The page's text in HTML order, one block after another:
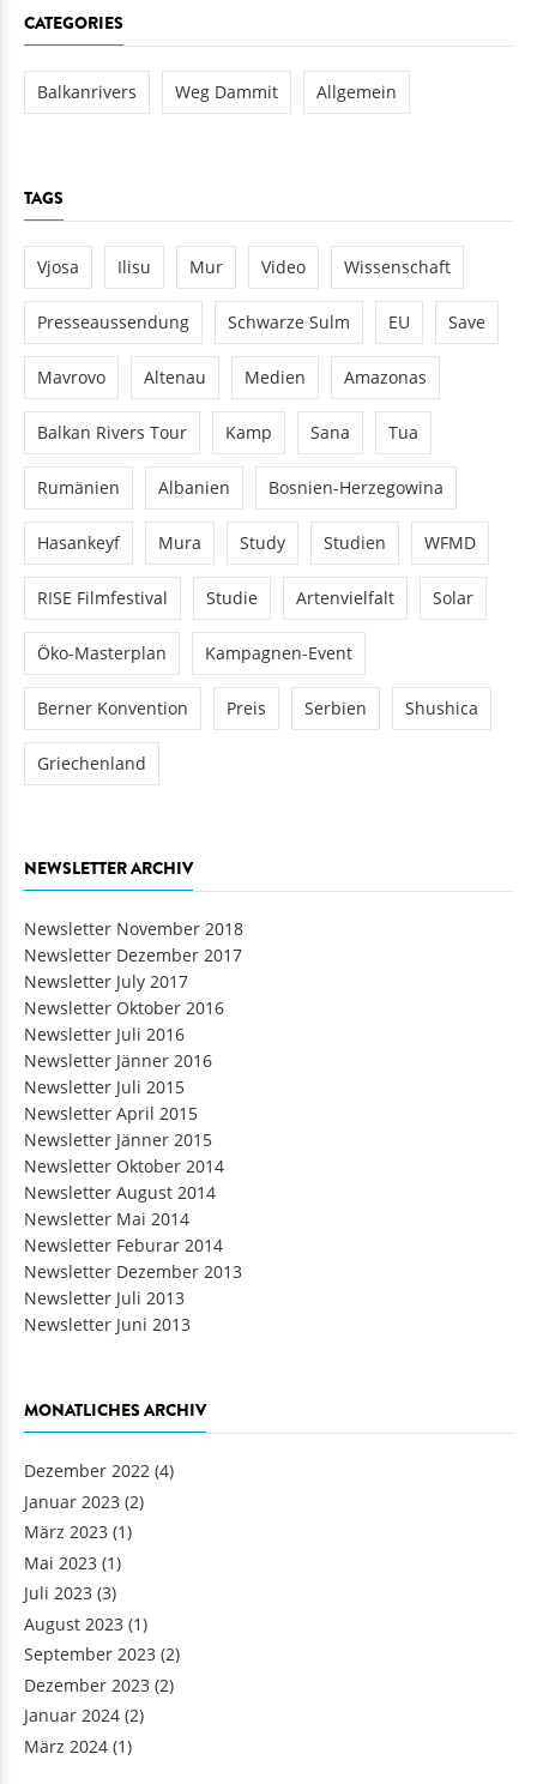
CATEGORIES
Balkanrivers Weg Dammit Allgemein
TAGS
Vjosa Ilisu Mur Video Wissenschaft
Presseaussendung Schwarze Sulm EU Save
Mavrovo Altenau Medien Amazonas
Balkan Rivers Tour Kamp Sana Tua
Rumänien Albanien Bosnien-Herzegowina
Hasankeyf Mura Study Studien WFMD
RISE Filmfestival Studie Artenvielfalt Solar
Öko-Masterplan Kampagnen-Event
Berner Konvention Preis Serbien Shushica
Griechenland
NEWSLETTER ARCHIV
Newsletter November 2018
Newsletter Dezember 2017
Newsletter July 2017
Newsletter Oktober 2016
Newsletter Juli 2016
Newsletter Jänner 2016
Newsletter Juli 2015
Newsletter April 2015
Newsletter Jänner 2015
Newsletter Oktober 2014
Newsletter August 2014
Newsletter Mai 2014
Newsletter Feburar 2014
Newsletter Dezember 2013
Newsletter Juli 2013
Newsletter Juni 2013
MONATLICHES ARCHIV
Dezember 2022 (4)
Januar 2023 (2)
März 2023 (1)
Mai 2023 (1)
Juli 2023 (3)
August 2023 (1)
September 2023 (2)
Dezember 2023 (2)
Januar 2024 (2)
März 2024 (1)